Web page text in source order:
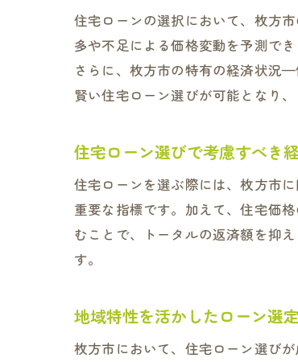
住宅ローンの選択において、枚方
多や不足による価格変動を予測で
さらに、枚方市の特有の経済状況
賢い住宅ローン選びが可能となり
住宅ローン選びで考慮すべき
住宅ローンを選ぶ際には、枚方市
重要な指標です。加えて、住宅価
むことで、トータルの返済額を抑
す。
地域特性を活かしたローン選
枚方市において、住宅ローン選び